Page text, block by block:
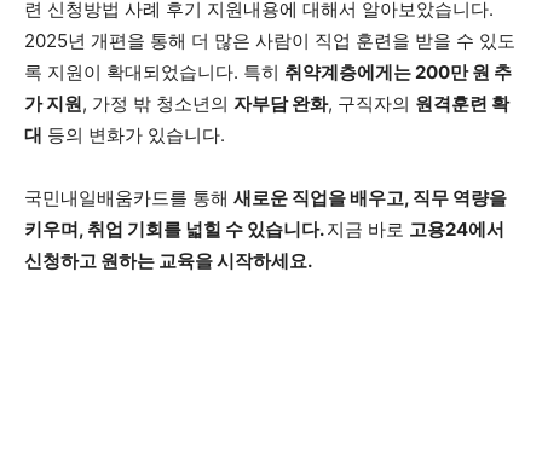
련 신청방법 사례 후기 지원내용에 대해서 알아보았습니다.
2025년 개편을 통해 더 많은 사람이 직업 훈련을 받을 수 있도
록 지원이 확대되었습니다. 특히 취약계층에게는 200만 원 추
가 지원, 가정 밖 청소년의 자부담 완화, 구직자의 원격훈련 확
대 등의 변화가 있습니다.
국민내일배움카드를 통해 새로운 직업을 배우고, 직무 역량을
키우며, 취업 기회를 넓힐 수 있습니다.지금 바로 고용24에서
신청하고 원하는 교육을 시작하세요.